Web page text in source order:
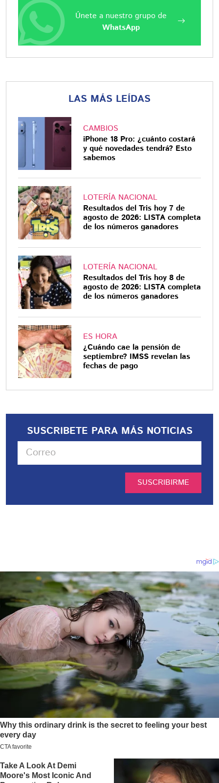
Únete a nuestro grupo de
WhatsApp
LAS MÁS LEÍDAS
CAMBIOS
iPhone 18 Pro: ¿cuánto costará
y qué novedades tendrá? Esto
sabemos
LOTERÍA NACIONAL
Resultados del Tris hoy 7 de
agosto de 2026: LISTA completa
de los números ganadores
LOTERÍA NACIONAL
Resultados del Tris hoy 8 de
agosto de 2026: LISTA completa
de los números ganadores
ES HORA
¿Cuándo cae la pensión de
septiembre? IMSS revelan las
fechas de pago
SUSCRIBETE PARA MÁS NOTICIAS
SUSCRIBIRME